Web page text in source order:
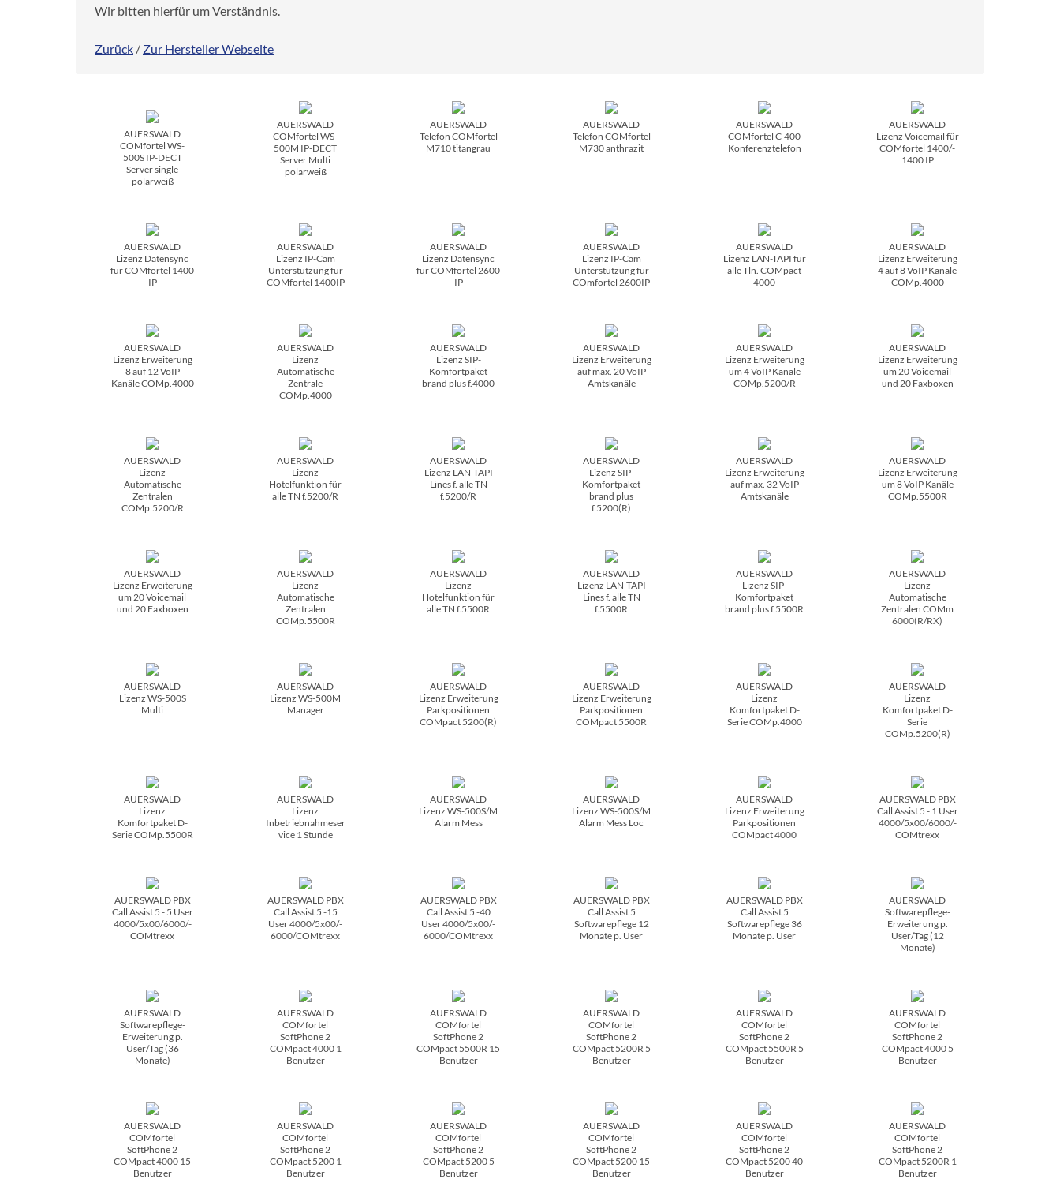
Wir bitten hierfür um Verständnis.
Zurück / Zur Hersteller Webseite
AUERSWALD
COMfortel WS-
500S IP-DECT
Server single
polarweiß
AUERSWALD
COMfortel WS-
500M IP-DECT
Server Multi
polarweiß
AUERSWALD
Telefon COMfortel
M710 titangrau
AUERSWALD
Telefon COMfortel
M730 anthrazit
AUERSWALD
COMfortel C-400
Konferenztelefon
AUERSWALD
Lizenz Voicemail für
COMfortel 1400/­
1400 IP
AUERSWALD
Lizenz Datensync
für COMfortel 1400
IP
AUERSWALD
Lizenz IP-Cam
Unterstützung für
COMfortel 1400IP
AUERSWALD
Lizenz Datensync
für COMfortel 2600
IP
AUERSWALD
Lizenz IP-Cam
Unterstützung für
COmfortel 2600IP
AUERSWALD
Lizenz LAN-TAPI für
alle Tln. COMpact
4000
AUERSWALD
Lizenz Erweiterung
4 auf 8 VoIP Kanäle
COMp.4000
AUERSWALD
Lizenz Erweiterung
8 auf 12 VoIP
Kanäle COMp.4000
AUERSWALD
Lizenz
Automatische
Zentrale
COMp.4000
AUERSWALD
Lizenz SIP-
Komfortpaket
brand plus f.4000
AUERSWALD
Lizenz Erweiterung
auf max. 20 VoIP
Amtskanäle
AUERSWALD
Lizenz Erweiterung
um 4 VoIP Kanäle
COMp.5200/­R
AUERSWALD
Lizenz Erweiterung
um 20 Voicemail
und 20 Faxboxen
AUERSWALD
Lizenz
Automatische
Zentralen
COMp.5200/­R
AUERSWALD
Lizenz
Hotelfunktion für
alle TN f.5200/­R
AUERSWALD
Lizenz LAN-TAPI
Lines f. alle TN
f.5200/­R
AUERSWALD
Lizenz SIP-
Komfortpaket
brand plus
f.5200(R)
AUERSWALD
Lizenz Erweiterung
auf max. 32 VoIP
Amtskanäle
AUERSWALD
Lizenz Erweiterung
um 8 VoIP Kanäle
COMp.5500R
AUERSWALD
Lizenz Erweiterung
um 20 Voicemail
und 20 Faxboxen
AUERSWALD
Lizenz
Automatische
Zentralen
COMp.5500R
AUERSWALD
Lizenz
Hotelfunktion für
alle TN f.5500R
AUERSWALD
Lizenz LAN-TAPI
Lines f. alle TN
f.5500R
AUERSWALD
Lizenz SIP-
Komfortpaket
brand plus f.5500R
AUERSWALD
Lizenz
Automatische
Zentralen COMm
6000(R/­RX)
AUERSWALD
Lizenz WS-500S
Multi
AUERSWALD
Lizenz WS-500M
Manager
AUERSWALD
Lizenz Erweiterung
Parkpositionen
COMpact 5200(R)
AUERSWALD
Lizenz Erweiterung
Parkpositionen
COMpact 5500R
AUERSWALD
Lizenz
Komfortpaket D-
Serie COMp.4000
AUERSWALD
Lizenz
Komfortpaket D-
Serie
COMp.5200(R)
AUERSWALD
Lizenz
Komfortpaket D-
Serie COMp.5500R
AUERSWALD
Lizenz
Inbetriebnahmeser
vice 1 Stunde
AUERSWALD
Lizenz WS-500S/­M
Alarm Mess
AUERSWALD
Lizenz WS-500S/­M
Alarm Mess Loc
AUERSWALD
Lizenz Erweiterung
Parkpositionen
COMpact 4000
AUERSWALD PBX
Call Assist 5 - 1 User
4000/­5x00/­6000/­
COMtrexx
AUERSWALD PBX
Call Assist 5 - 5 User
4000/­5x00/­6000/­
COMtrexx
AUERSWALD PBX
Call Assist 5 -15
User 4000/­5x00/­
6000/­COMtrexx
AUERSWALD PBX
Call Assist 5 -40
User 4000/­5x00/­
6000/­COMtrexx
AUERSWALD PBX
Call Assist 5
Softwarepflege 12
Monate p. User
AUERSWALD PBX
Call Assist 5
Softwarepflege 36
Monate p. User
AUERSWALD
Softwarepflege-
Erweiterung p.
User/­Tag (12
Monate)
AUERSWALD
Softwarepflege-
Erweiterung p.
User/­Tag (36
Monate)
AUERSWALD
COMfortel
SoftPhone 2
COMpact 4000 1
Benutzer
AUERSWALD
COMfortel
SoftPhone 2
COMpact 5500R 15
Benutzer
AUERSWALD
COMfortel
SoftPhone 2
COMpact 5200R 5
Benutzer
AUERSWALD
COMfortel
SoftPhone 2
COMpact 5500R 5
Benutzer
AUERSWALD
COMfortel
SoftPhone 2
COMpact 4000 5
Benutzer
AUERSWALD
COMfortel
SoftPhone 2
COMpact 4000 15
Benutzer
AUERSWALD
COMfortel
SoftPhone 2
COMpact 5200 1
Benutzer
AUERSWALD
COMfortel
SoftPhone 2
COMpact 5200 5
Benutzer
AUERSWALD
COMfortel
SoftPhone 2
COMpact 5200 15
Benutzer
AUERSWALD
COMfortel
SoftPhone 2
COMpact 5200 40
Benutzer
AUERSWALD
COMfortel
SoftPhone 2
COMpact 5200R 1
Benutzer